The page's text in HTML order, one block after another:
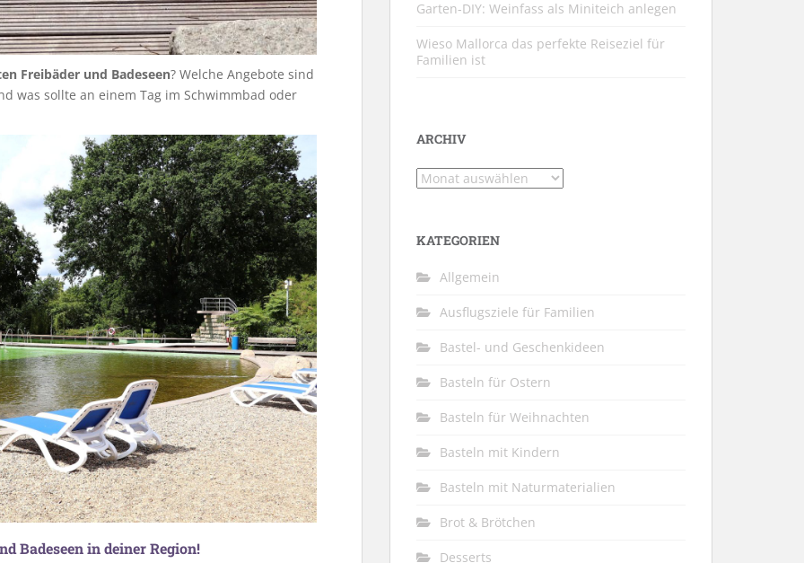
Freibäder und Badeseen? Welche Angebote sind
was sollte an einem Tag im Schwimmbad oder
Badeseen in deiner Region!
Garten-DIY: Weinfass als Miniteich anlegen
Wieso Mallorca das perfekte Reiseziel für
Familien ist
ARCHIV
Archiv
KATEGORIEN
Allgemein
Ausflugsziele für Familien
Bastel- und Geschenkideen
Basteln für Ostern
Basteln für Weihnachten
Basteln mit Kindern
Basteln mit Naturmaterialien
Brot & Brötchen
Desserts